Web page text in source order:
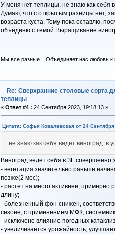
У меня нет теплицы, не знаю как себя
Думаю, что с открытым разницы нет,
возраста куста. Тему пока оставлю,
объединю с темой Выращивание
Мы все разные... Объединяет нас любовь к
Re: Сверхранние столовые сорта
теплицы
« Ответ #4 : 24 Сентября 2023, 19:18:13 »
Цитата: Софья Ковалевская от 24
не знаю как себя ведет виноград в
Виноград ведет себя в ЗГ совершенно
- вегетация значительно раньше
позже(2 мес);
- растет на много активнее, примерно
длину;
- болезненный фон снижен,
сезоне, с применением МФК,
- исключено влияние погодных
- увеличивается урожайность,